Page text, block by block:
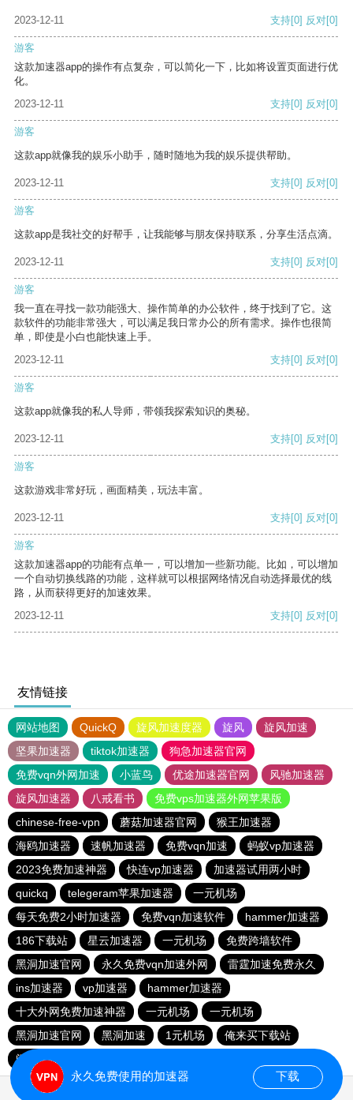
2023-12-11 支持[0] 反对[0]
游客
这款加速器app的操作有点复杂，可以简化一下，比如将设置页面进行优
化。
2023-12-11
支持[0] 反对[0]
游客
这款app就像我的娱乐小助手，随时随地为我的娱乐提供帮助。
2023-12-11 支持[0] 反对[0]
游客
这款app是我社交的好帮手，让我能够与朋友保持联系，分享生活点滴。
2023-12-11 支持[0] 反对[0]
游客
我一直在寻找一款功能强大、操作简单的办公软件，终于找到了它。这
款软件的功能非常强大，可以满足我日常办公的所有需求。操作也很简
单，即使是小白也能快速上手。
2023-12-11
支持[0] 反对[0]
游客
这款app就像我的私人导师，带领我探索知识的奥秘。
2023-12-11 支持[0] 反对[0]
游客
这款游戏非常好玩，画面精美，玩法丰富。
2023-12-11 支持[0] 反对[0]
游客
这款加速器app的功能有点单一，可以增加一些新功能。比如，可以增加
一个自动切换线路的功能，这样就可以根据网络情况自动选择最优的线
路，从而获得更好的加速效果。
2023-12-11
支持[0] 反对[0]
友情链接
网站地图 QuickQ 旋风加速度器 旋风
旋风加速
坚果加速器
tiktok加速器
狗急加速器官网
免费vqn外网加速
小蓝鸟 优途加速器官网
风驰加速器
旋风加速器
八戒看书
免费vps加速器外网苹果版
chinese-free-vpn
蘑菇加速器官网
猴王加速器
海鸥加速器
速帆加速器 免费vqn加速
蚂蚁vp加速器
2023免费加速神器
快连vp加速器
加速器试用两小时
quickq
telegeram苹果加速器
一元机场
每天免费2小时加速器
免费vqn加速软件
hammer加速器
186下载站
星云加速器 一元机场
免费跨墙软件
黑洞加速官网
永久免费vqn加速外网
雷霆加速免费永久
ins加速器
vp加速器
hammer加速器
十大外网免费加速神器
一元机场
一元机场
黑洞加速官网
黑洞加速 1元机场
俺来买下载站
闪电猫加速器
永久免费使用的加速器 下载